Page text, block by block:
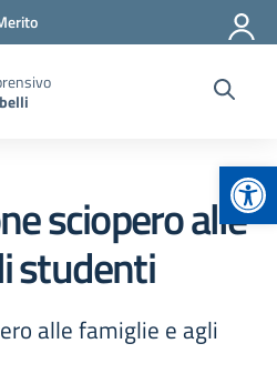
sciopero alle
studenti
alle famiglie e agli